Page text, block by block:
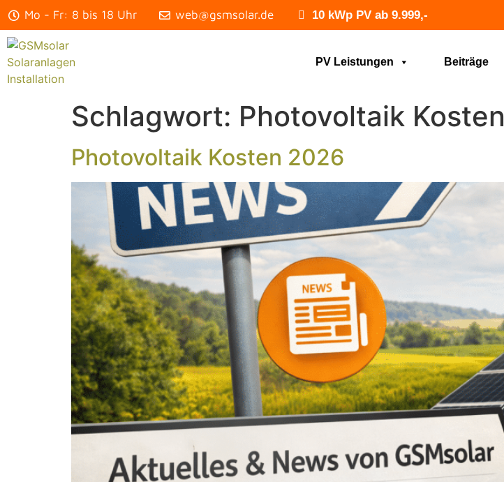
Mo - Fr: 8 bis 18 Uhr web@gsmsolar.de 10 kWp PV ab 9.999,-
PV Leistungen Beiträge
Schlagwort: Photovoltaik Kosten
Photovoltaik Kosten 2026